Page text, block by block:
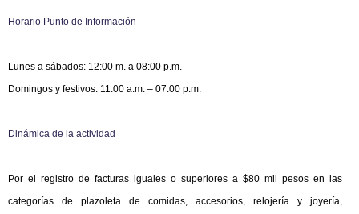
Horario Punto de Información
Lunes a sábados: 12:00 m. a 08:00 p.m.
Domingos y festivos: 11:00 a.m. – 07:00 p.m.
Dinámica de la actividad
Por el registro de facturas iguales o superiores a $80 mil pesos en
las
categorías de plazoleta de comidas, accesorios, relojería y joyería,